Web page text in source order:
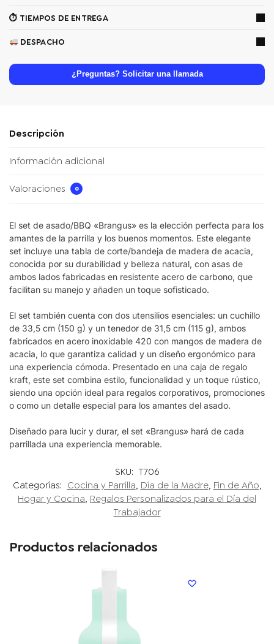
⏱ TIEMPOS DE ENTREGA
DESPACHO
¿Preguntas? Solicitar una llamada
Descripción
Información adicional
Valoraciones 0
El set de asado/BBQ «Brangus» es la elección perfecta para los
amantes de la parrilla y los buenos momentos. Este elegante
set incluye una tabla de corte/bandeja de madera de acacia,
conocida por su durabilidad y belleza natural, con asas de
ambos lados fabricadas en resistente acero de carbono, que
facilitan su manejo y añaden un toque sofisticado.
El set también cuenta con dos utensilios esenciales: un cuchillo
de 33,5 cm (150 g) y un tenedor de 31,5 cm (115 g), ambos
fabricados en acero inoxidable 420 con mangos de madera de
acacia, lo que garantiza calidad y un diseño ergonómico para
una experiencia cómoda. Presentado en una caja de regalo
kraft, este set combina estilo, funcionalidad y un toque rústico,
siendo una opción ideal para regalos corporativos, promociones
o como un detalle especial para los amantes del asado.
Diseñado para lucir y durar, el set «Brangus» hará de cada
parrillada una experiencia memorable.
SKU: T706
Categorías: Cocina y Parrilla, Día de la Madre, Fin de Año,
Hogar y Cocina, Regalos Personalizados para el Día del
Trabajador
Productos relacionados